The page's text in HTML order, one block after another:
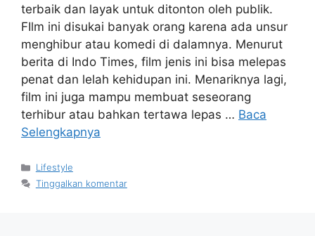
terbaik dan layak untuk ditonton oleh publik.
FIlm ini disukai banyak orang karena ada unsur
menghibur atau komedi di dalamnya. Menurut
berita di Indo Times, film jenis ini bisa melepas
penat dan lelah kehidupan ini. Menariknya lagi,
film ini juga mampu membuat seseorang
terhibur atau bahkan tertawa lepas … Baca
Selengkapnya
Kategori
Lifestyle
Tinggalkan komentar